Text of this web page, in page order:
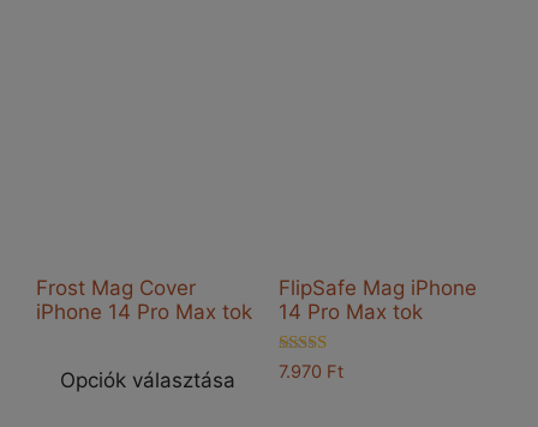
Frost Mag Cover
iPhone 14 Pro Max tok
Opciók választása
Ennek
FlipSafe Mag iPhone
14 Pro Max tok
Értékelés:
7.970 Ft